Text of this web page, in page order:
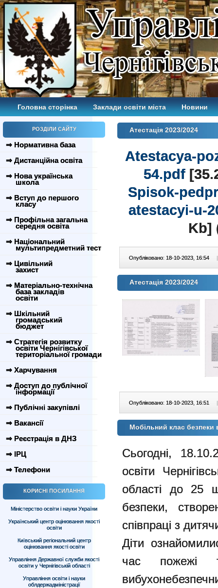
Головна сторінка Заклади освіти міста Новини
РОЗДІЛИ САЙТУ
⇒ Нормативна база
⇒ Дистанційна освіта
⇒ Нова українська
школа
⇒ Вступ до першого
класу
⇒ Профільна загальна
середня освіта
⇒ Національний
мультипредметний тест
⇒ Цивільний
захист
⇒ Матеріально-технічна
база закладів
освіти
⇒ Шкільний
громадський
бюджет
⇒ Стратегія розвитку
освіти Чернігівської
територіальної громади
⇒ Харчування
⇒ Доступ до публічної
інформації
⇒ Публічні закупівлі
⇒ Вакансії
⇒ Реєстрація в ДНЗ
⇒ ІРЦ
⇒ Телефони
КОРИСНІ ПОСИЛАННЯ
Міністерство освіти і науки України
Український центр оцінювання якості
освіти
Київський регіональний центр
оцінювання якості освіти
Управління Державної служби якості
освіти у Чернігівській області
Управління освіти і науки
облдержадміністрації
Атестація 2023/2024
Atestacya-
54.pdf
Spisok-
atestacyi-u-
Kb]
Опубліковано: 18-10-2023, 16:54 |
Атестація 2023/2024
Опубліковано: 18-10-2023, 16:51 |
Мобільний клас
Сьогодні,
освіти
області до 25
безпеки,
співпраці з
Діти
час пожежі